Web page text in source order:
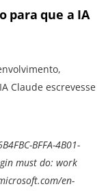
para que a IA
Claude escrevesse
BFFA-4B01-
must do: work
en-